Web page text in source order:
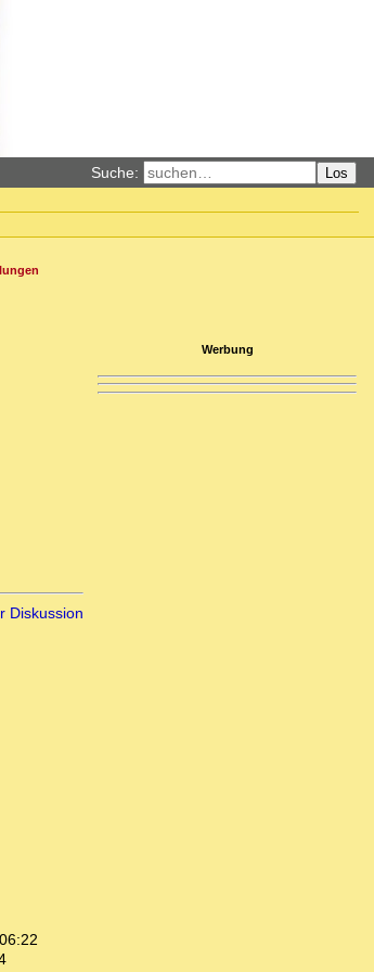
Suche: Los
Diskussion
Werbung